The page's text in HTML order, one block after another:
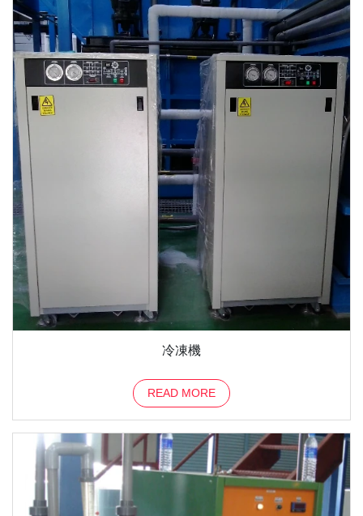
冷凍機
READ MORE